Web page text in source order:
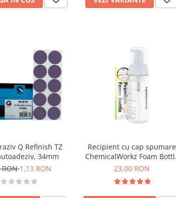
Q Refinish TZ
34mm
RON1,13 RON
Recipient cu cap spumare
ChemicalWorkz Foam
150ml
23,00 RON